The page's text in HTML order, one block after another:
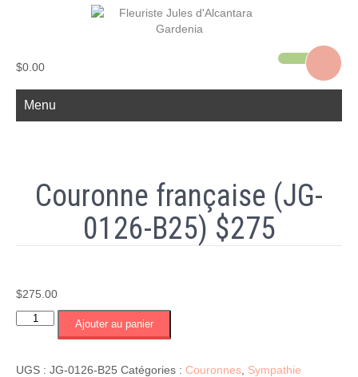
$0.00
Menu
Couronne française (JG-
0126-B25) $275
$275.00
quantité
française
Ajouter au panier
UGS : JG-0126-B25 Catégories : Couronnes Sympathie